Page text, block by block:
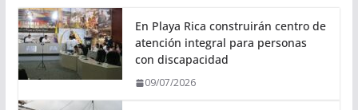
En Playa Rica construirán centro de
atención integral para personas
con discapacidad
09/07/2026